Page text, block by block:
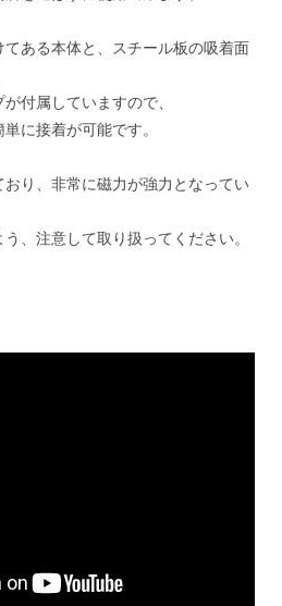
ある本体と、スチール板の吸着面
付属していますので、
に接着が可能です。
り、非常に磁力が強力となってい
、注意して取り扱ってください。